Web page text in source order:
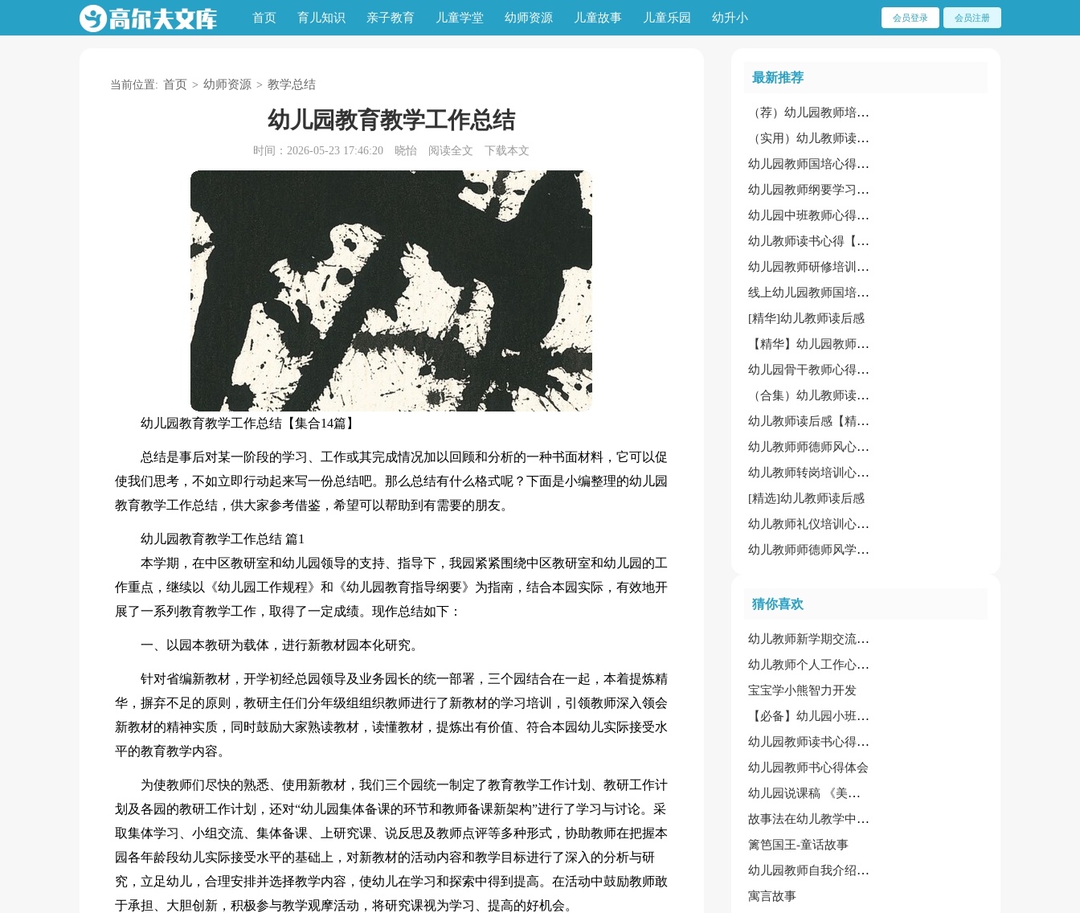
首页 育儿知识 亲子教育 儿童学堂 幼师资源 儿童故事 儿童乐园 幼升小 会员登录 会员注册
当前位置: 首页 > 幼师资源 > 教学总结
幼儿园教育教学工作总结
时间：2026-05-23 17:46:20 晓怡 阅读全文 下载本文
幼儿园教育教学工作总结【集合14篇】
总结是事后对某一阶段的学习、工作或其完成情况加以回顾和分析的一种书面材料，它可以促
使我们思考，不如立即行动起来写一份总结吧。那么总结有什么格式呢？下面是小编整理的幼儿园
教育教学工作总结，供大家参考借鉴，希望可以帮助到有需要的朋友。
幼儿园教育教学工作总结 篇1
本学期，在中区教研室和幼儿园领导的支持、指导下，我园紧紧围绕中区教研室和幼儿园的工
作重点，继续以《幼儿园工作规程》和《幼儿园教育指导纲要》为指南，结合本园实际，有效地开
展了一系列教育教学工作，取得了一定成绩。现作总结如下：
一、以园本教研为载体，进行新教材园本化研究。
针对省编新教材，开学初经总园领导及业务园长的统一部署，三个园结合在一起，本着提炼精
华，摒弃不足的原则，教研主任们分年级组组织教师进行了新教材的学习培训，引领教师深入领会
新教材的精神实质，同时鼓励大家熟读教材，读懂教材，提炼出有价值、符合本园幼儿实际接受水
平的教育教学内容。
为使教师们尽快的熟悉、使用新教材，我们三个园统一制定了教育教学工作计划、教研工作计
划及各园的教研工作计划，还对“幼儿园集体备课的环节和教师备课新架构”进行了学习与讨论。采
取集体学习、小组交流、集体备课、上研究课、说反思及教师点评等多种形式，协助教师在把握本
园各年龄段幼儿实际接受水平的基础上，对新教材的活动内容和教学目标进行了深入的分析与研
究，立足幼儿，合理安排并选择教学内容，使幼儿在学习和探索中得到提高。在活动中鼓励教师敢
于承担、大胆创新，积极参与教学观摩活动，将研究课视为学习、提高的好机会。
最新推荐
（荐）幼儿园教师培训心得体会15篇
（实用）幼儿教师读书心得15篇
幼儿园教师国培心得体会
幼儿园教师纲要学习心得体会通用[6篇]
幼儿园中班教师心得体会模板
幼儿教师读书心得【精选】
幼儿园教师研修培训心得
线上幼儿园教师国培心得体会
[精华]幼儿教师读后感
【精华】幼儿园教师职业道德规范心得体会8篇
幼儿园骨干教师心得体会通用[15篇]
（合集）幼儿教师读后感
幼儿教师读后感【精华】
幼儿教师师德师风心得体会15篇(热)
幼儿教师转岗培训心得体会
[精选]幼儿教师读后感
幼儿教师礼仪培训心得经典[6篇]
幼儿教师师德师风学习心得合集[15篇]
猜你喜欢
幼儿教师新学期交流培训会心得体会
幼儿教师个人工作心得精选15篇
宝宝学小熊智力开发
【必备】幼儿园小班教案模板汇总七篇
幼儿园教师读书心得体会作文
幼儿园教师书心得体会
幼儿园说课稿 《美丽的公鸡》
故事法在幼儿教学中运用论文
篱笆国王-童话故事
幼儿园教师自我介绍范文集合5篇
寓言故事